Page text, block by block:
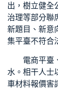
出，樹立健全
治理等部分聯
新題目、新意
集平臺不符合
電商平臺
水 。相干人
車材料報價害